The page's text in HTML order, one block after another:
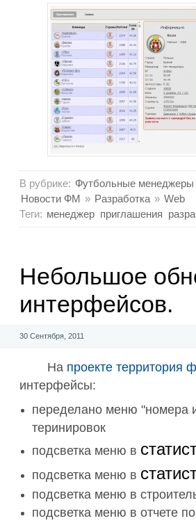
В рубрике: Футбольные менеджеры
Новости ФМ » Разработка » Web
Теги: менеджер приглашения
Небольшое
интерфейсов.
30 Сентября, 2011
На проекте территория
интерфейсы:
переделано меню "номера
теринировок
подсветка меню в
подсветка меню в
подсветка меню в
подсветка меню в отчете